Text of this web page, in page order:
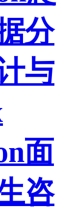
分
与
面
咨